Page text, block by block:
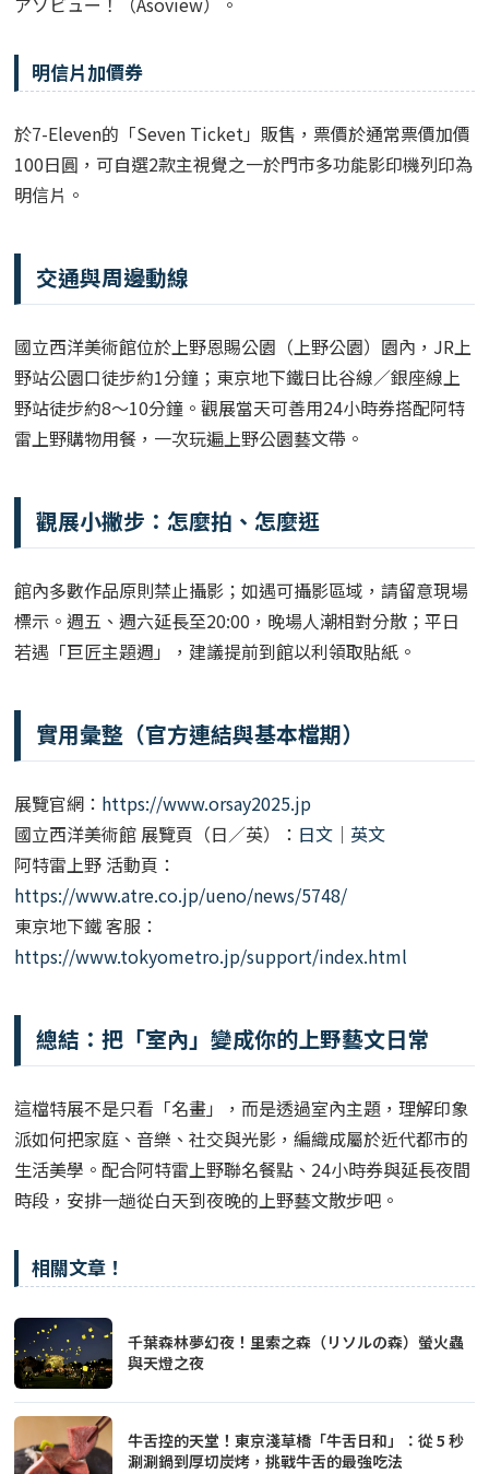
明信片加價券
於7-Eleven的「Seven Ticket」販售，票價於通常票價加價
100日圓，可自選2款主視覺之一於門市多功能影印機列印為
明信片。
交通與周邊動線
國立西洋美術館位於上野恩賜公園（上野公園）園內，JR上
野站公園口徒步約1分鐘；東京地下鐵日比谷線／銀座線上
野站徒步約8～10分鐘。觀展當天可善用24小時券搭配阿特
雷上野購物用餐，一次玩遍上野公園藝文帶。
觀展小撇步：怎麼拍、怎麼逛
館內多數作品原則禁止攝影；如遇可攝影區域，請留意現場
標示。週五、週六延長至20:00，晚場人潮相對分散；平日
若遇「巨匠主題週」，建議提前到館以利領取貼紙。
實用彙整（官方連結與基本檔期）
展覽官網： https://www.orsay2025.jp
國立西洋美術館 展覽頁（日／英）： 日文 ｜ 英文
阿特雷上野 活動頁：
https://www.atre.co.jp/ueno/news/5748/
東京地下鐵 客服：
https://www.tokyometro.jp/support/index.html
總結：把「室內」變成你的上野藝文日常
這檔特展不是只看「名畫」，而是透過室內主題，理解印象
派如何把家庭、音樂、社交與光影，編織成屬於近代都市的
生活美學。配合阿特雷上野聯名餐點、24小時券與延長夜間
時段，安排一趟從白天到夜晚的上野藝文散步吧。
相關文章！
千葉森林夢幻夜！里索之森（リソルの森）螢火蟲
與天燈之夜
牛舌控的天堂！東京淺草橋「牛舌日和」：從 5 秒
涮涮鍋到厚切炭烤，挑戰牛舌的最強吃法